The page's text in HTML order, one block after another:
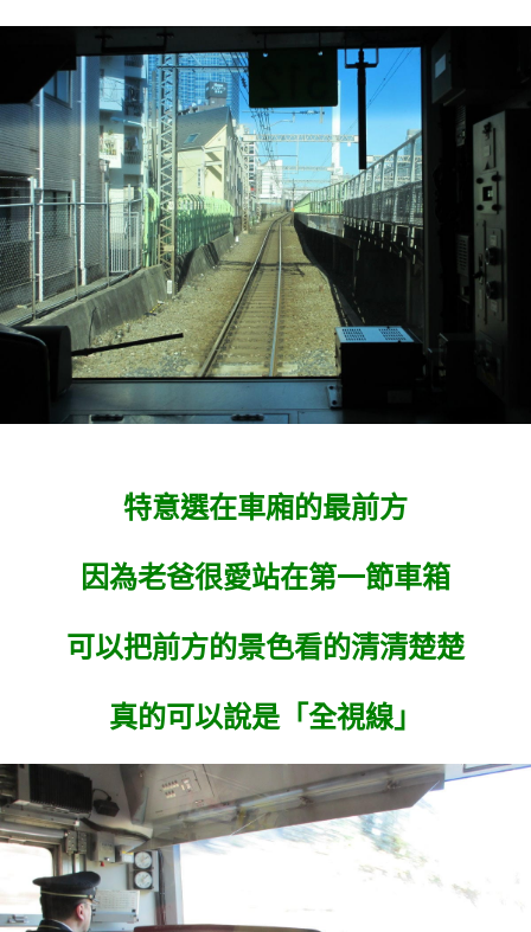
特意選在車廂的最前方
因為老爸很愛站在第一節車箱
可以把前方的景色看的清清楚楚
真的可以說是「全視線」